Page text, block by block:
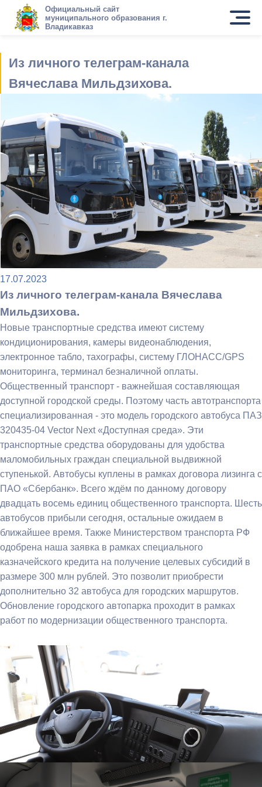
Официальный сайт
муниципального образования г.
Владикавказ
Из личного телеграм-канала
Вячеслава Мильдзихова.
17.07.2023
Из личного телеграм-канала Вячеслава
Мильдзихова.
Новые транспортные средства имеют систему
кондиционирования, камеры видеонаблюдения,
электронное табло, тахографы, систему ГЛОНАСС/GPS
мониторинга, терминал безналичной оплаты.
Общественный транспорт - важнейшая составляющая
доступной городской среды. Поэтому часть автотранспорта
специализированная - это модель городского автобуса ПАЗ
320435-04 Vector Next «Доступная среда». Эти
транспортные средства оборудованы для удобства
маломобильных граждан специальной выдвижной
ступенькой. Автобусы куплены в рамках договора лизинга с
ПАО «Сбербанк». Всего ждём по данному договору
двадцать восемь единиц общественного транспорта. Шесть
автобусов прибыли сегодня, остальные ожидаем в
ближайшее время. Также Министерством транспорта РФ
одобрена наша заявка в рамках специального
казначейского кредита на получение целевых субсидий в
размере 300 млн рублей. Это позволит приобрести
дополнительно 32 автобуса для городских маршрутов.
Обновление городского автопарка проходит в рамках
работ по модернизации общественного транспорта.